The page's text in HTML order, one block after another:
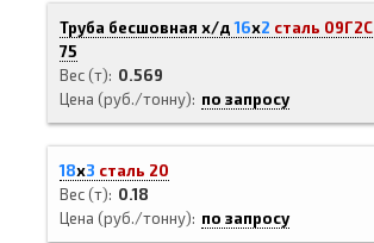
Труба бесшовная х/д16х2 сталь 09Г2С
75
Вес (т)
0.569
Цена (руб./тонну)
по запросу
18х3 сталь 20
Вес (т)
0.18
Цена (руб./тонну)
по запросу